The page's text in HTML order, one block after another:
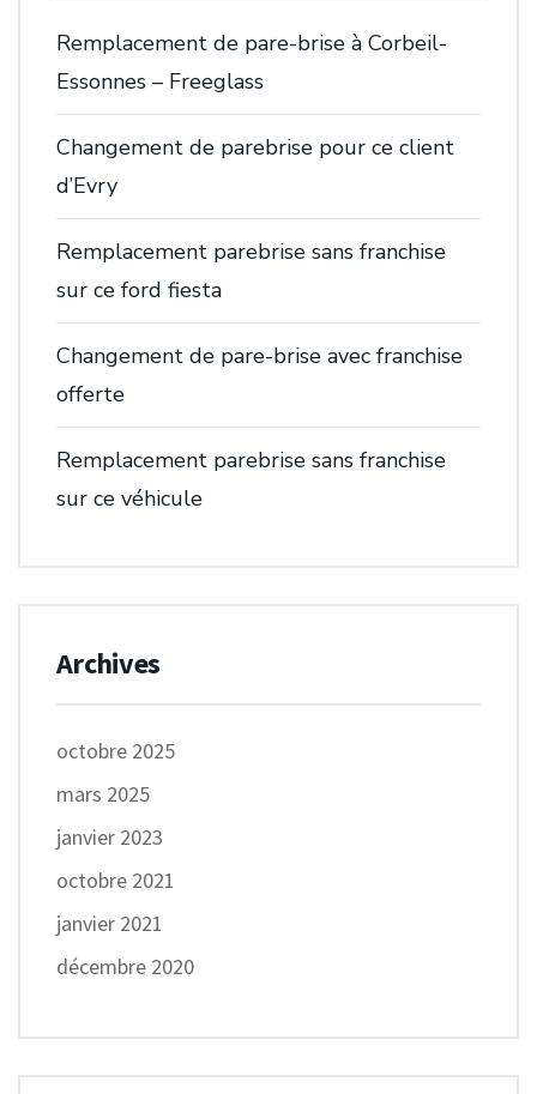
Remplacement de pare-brise à Corbeil-
Essonnes – Freeglass
Changement de parebrise pour ce client
d’Evry
Remplacement parebrise sans franchise
sur ce ford fiesta
Changement de pare-brise avec franchise
offerte
Remplacement parebrise sans franchise
sur ce véhicule
Archives
octobre 2025
mars 2025
janvier 2023
octobre 2021
janvier 2021
décembre 2020